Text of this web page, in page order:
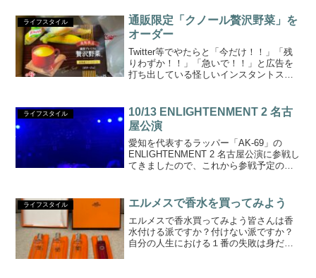
マイズにより好みのゼリードリンクを楽
しめます。１号店はなんと香...
ライフスタイル
通販限定「クノール贅沢野菜」を
オーダー
Twitter等でやたらと「今だけ！！」「残
りわずか！！」「急いで！！」と広告を
打ち出している怪しいインスタントスー
手軽に購入できると言えばクノールのス
ープを置いて他に...
ライフスタイル
10/13 ENLIGHTENMENT 2 名古
屋公演
愛知を代表するラッパー「AK-69」の
ENLIGHTENMENT 2 名古屋公演に参戦し
てきましたので、これから参戦予定の
ーの詳細はこちらからチケットは手数料
込み7,9...
ライフスタイル エルメスで香水を買ってみよう
エルメスで香水買ってみよう皆さんは香
水付ける派ですか？付けない派ですか？
自分の人生における１番の失敗は身だし